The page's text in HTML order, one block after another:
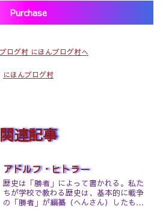
Purchase
にほんブログ村
関連記事
アドルフ・ヒトラー
歴史は「勝者」によって書かれる。私た
ちが学校で教わる歴史は、基本的に戦争
の「勝者」が編纂（へんさん）したもの